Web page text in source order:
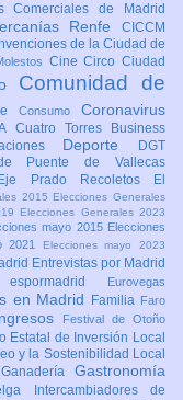
Comerciales de Madrid
Renfe CICCM
de la Ciudad de
CineCircoCiudad
Comunidad de
Consumo Coronavirus
Cuatro Torres Business
Deporte DGT
Puente de Vallecas
Eje Prado Recoletos
El
2015 Elecciones Generales
Elecciones Generales 2023
mayo 2015 Elecciones
2021 Elecciones mayo 2023
Entrevistas por Madrid
espormadrid Eurovegas
en Madrid Familia Faro
Festival de Otoño
Estatal de Inversión Local
y la Sostenibilidad Local
GanaderíaGastronomía
Intercambiadores de